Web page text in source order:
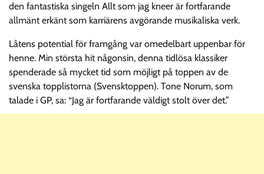
den fantastiska singeln Allt som jag kneer är fortfarande
allmänt erkänt som karriärens avgörande musikaliska verk.
Låtens potential för framgång var omedelbart uppenbar för
henne. Min största hit någonsin, denna tidlösa klassiker
spenderade så mycket tid som möjligt på toppen av de
svenska topplistorna (Svensktoppen). Tone Norum, som
talade i GP, sa: “Jag är fortfarande väldigt stolt över det.”